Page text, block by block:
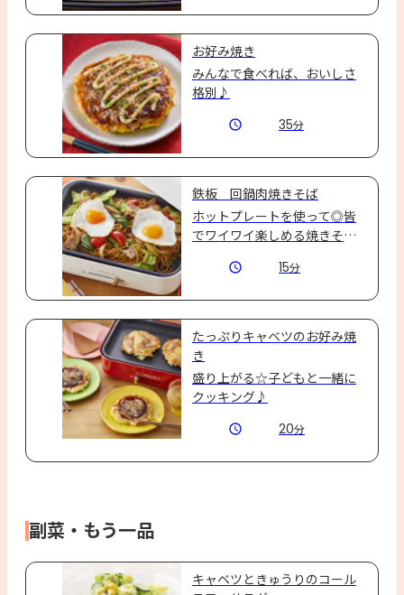
んで豪快に楽しんでくださ
い！
お好み焼き
みんなで食べれば、おいしさ
格別♪
35分
鉄板 回鍋肉焼きそば
ホットプレートを使って◎皆
でワイワイ楽しめる焼きそば
15分
たっぷりキャベツのお好み焼
き
盛り上がる☆子どもと一緒に
クッキング♪
20分
副菜・もう一品
キャベツときゅうりのコール